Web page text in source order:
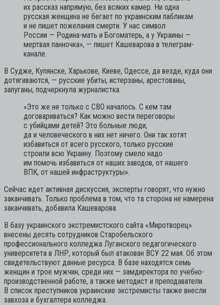
их рассказ напрямую, без всяких камер. Ни одна
русская женщина не бегает по украинским пабликам
и не пишет пожелания смерти. У нас символ
России — Родина-мать и Богоматерь, а у Украины —
мертвая панночка», — пишет Кашеварова в телеграм-
канале.
В Судже, Купянске, Харькове, Киеве, Одессе, да везде, куда они
дотягиваются, — русские убиты, истерзаны, арестованы,
запуганы, подчеркнула журналистка.
«Это же не только с СВО началось. С кем там
договариваться? Как можно вести переговоры
с убийцами детей? Это больные люди,
да и человеческого в них нет ничего. Они так хотят
избавиться от всего русского, только русские
строили всю Украину. Поэтому смело надо
им помочь избавиться от наших заводов, от нашего
ВПК, от нашей инфраструктуры».
Сейчас идет активная дискуссия, эксперты говорят, что нужно
заканчивать. Только проблема в том, что та сторона не намерена
заканчивать, добавила Кашеварова.
В базу украинского экстремистского сайта «Миротворец»
внесены десять сотрудников Старобельского
профессионального колледжа Луганского педагогического
университета в ЛНР, который был атакован ВСУ 22 мая. Об этом
свидетельствуют данные ресурса. В базе находятся семь
женщин и трое мужчин, среди них — замдиректора по учебно-
производственной работе, а также методист и преподаватели.
В список преступников украинские экстремисты также внесли
завхоза и бухгалтера колледжа.